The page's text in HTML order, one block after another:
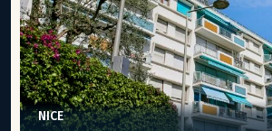
qu’agréable à vivre. Ici, tout se fait à pied
restaurants, sorties culturelles et balades
Promenade des Anglais. Un bien idéal
profiter pleinement de la vie niçoise dans
les plus prestigieux de la ville. Bien non
informations sur les risques auxquels ce
sont disponibles sur le site Géorisques :
NICE